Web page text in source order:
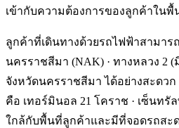
เข้ากับความต้องการของลูกค้าในพื้
ลูกค้าที่เดินทางด้วยรถไฟฟ้าสามา
นครราชสีมา (NAK) · ทางหลวง 2
จังหวัดนครราชสีมา ได้อย่างสะดว
คือ เทอร์มินอล 21 โคราช · เซ็นท
ใกล้กับพื้นที่ลูกค้าและมีที่จอดรถสะด